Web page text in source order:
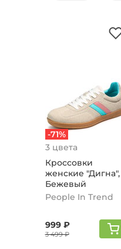
-71%
3 цвета
Кроссовки
женские "Дигна",
Бежевый
People In Trend
999 ₽
3 499 ₽